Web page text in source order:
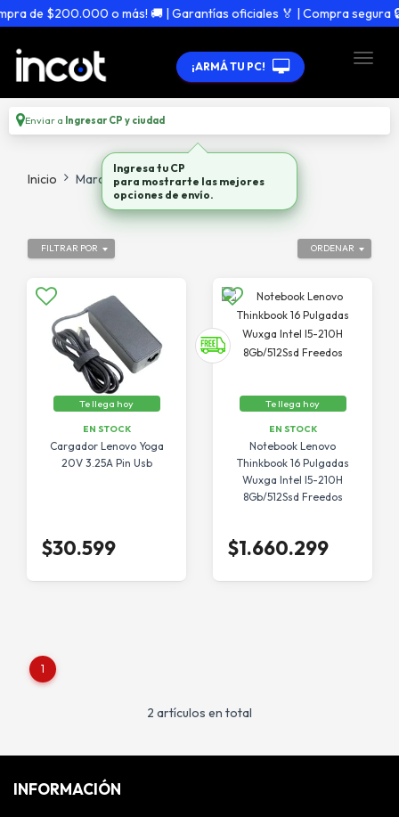
de $200.000 o más! 🚚 | Garantías oficiales 🏅 | Compra segura 🔒
¡ARMÁ TU PC!
Enviar a Ingresar CP y ciudad
Inicio Marca Lenovo
ORDENAR
FILTRAR POR
Te llega hoy
EN STOCK
Cargador Lenovo Yoga
20V 3.25A Pin Usb
$30.599
Te llega hoy
EN STOCK
Notebook Lenovo
Thinkbook 16 Pulgadas
Wuxga Intel I5-210H
8Gb/512Ssd Freedos
$1.660.299
1
2 artículos en total
INFORMACIÓN
Ingresa tu CP
para mostrarte las mejores
opciones de envío.